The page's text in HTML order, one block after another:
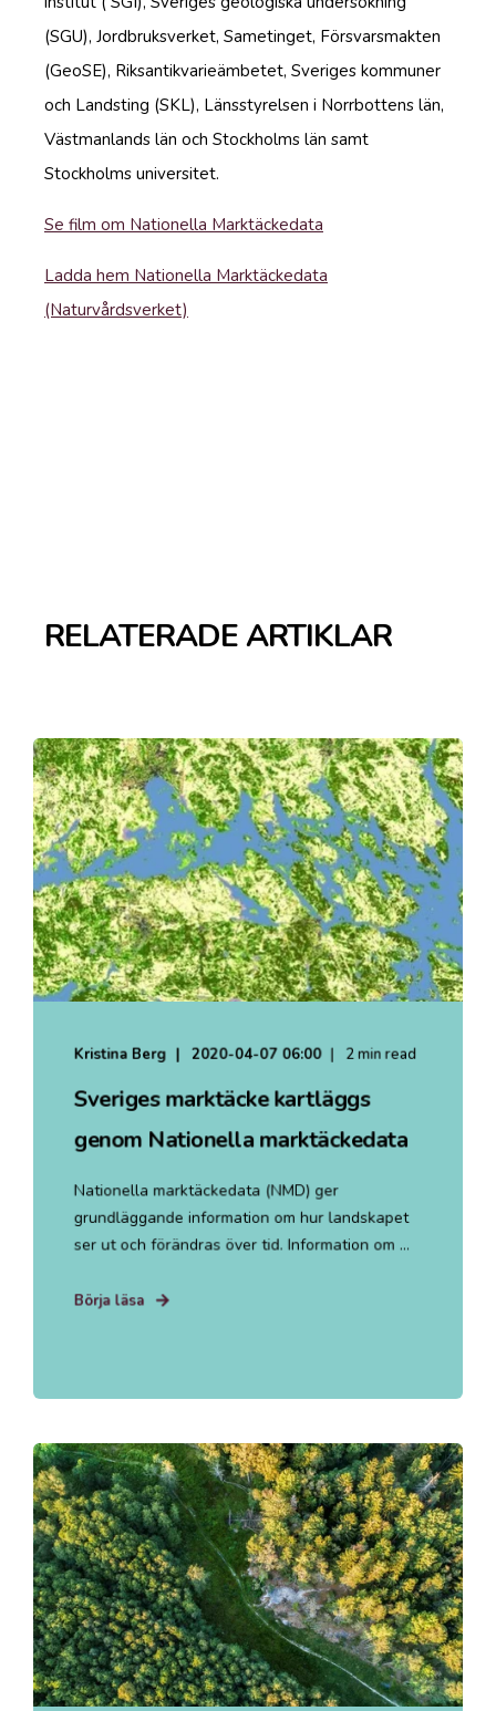
(SGU), Jordbruksverket, Sametinget, Försvarsmakten
(GeoSE), Riksantikvarieämbetet, Sveriges kommuner
och Landsting (SKL), Länsstyrelsen i Norrbottens län,
Västmanlands län och Stockholms län samt
Stockholms universitet.
Se film om Nationella Marktäckedata
Ladda hem Nationella Marktäckedata
(Naturvårdsverket)
RELATERADE ARTIKLAR
Kristina Berg 2020-04-07 06:00 2 min read
Sveriges marktäcke kartläggs
genom Nationella marktäckedata
Nationella marktäckedata (NMD) ger
grundläggande information om hur landskapet
ser ut och förändras över tid. Information om ...
Börja läsa